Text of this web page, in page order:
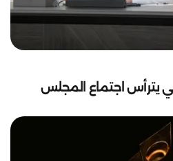
يترأس اجتماع المجلس